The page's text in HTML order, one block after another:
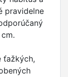
pravidelne
ťažkých,